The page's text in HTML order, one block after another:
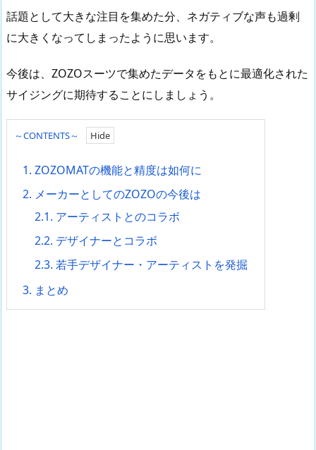
話題として大きな注目を集めた分、ネガティブな声も過剰
に大きくなってしまったように思います。
今後は、ZOZOスーツで集めたデータをもとに最適化された
サイジングに期待することにしましょう。
～CONTENTS～
1. ZOZOMATの機能と精度は如何に
2. メーカーとしてのZOZOの今後は
2.1. アーティストとのコラボ
2.2. デザイナーとコラボ
2.3. 若手デザイナー・アーティストを発掘
3. まとめ